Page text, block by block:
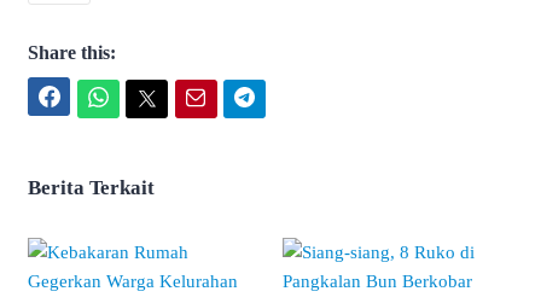
Share this:
Berita Terkait